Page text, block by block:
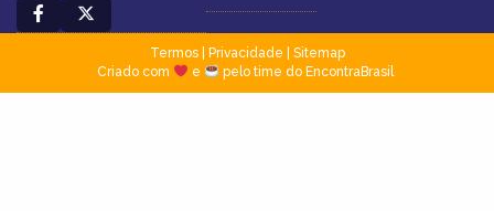
Termos| Privacidade
Sitemap
Criado com
e pelo time do EncontraBrasil